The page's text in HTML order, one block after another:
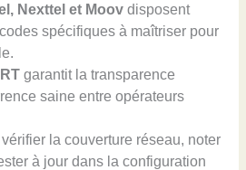
Nexttel et Moovdisposent
spécifiques à maîtriser pour
garantit la transparence
saine entre opérateurs
la couverture réseau, noter
à jour dans la configuration